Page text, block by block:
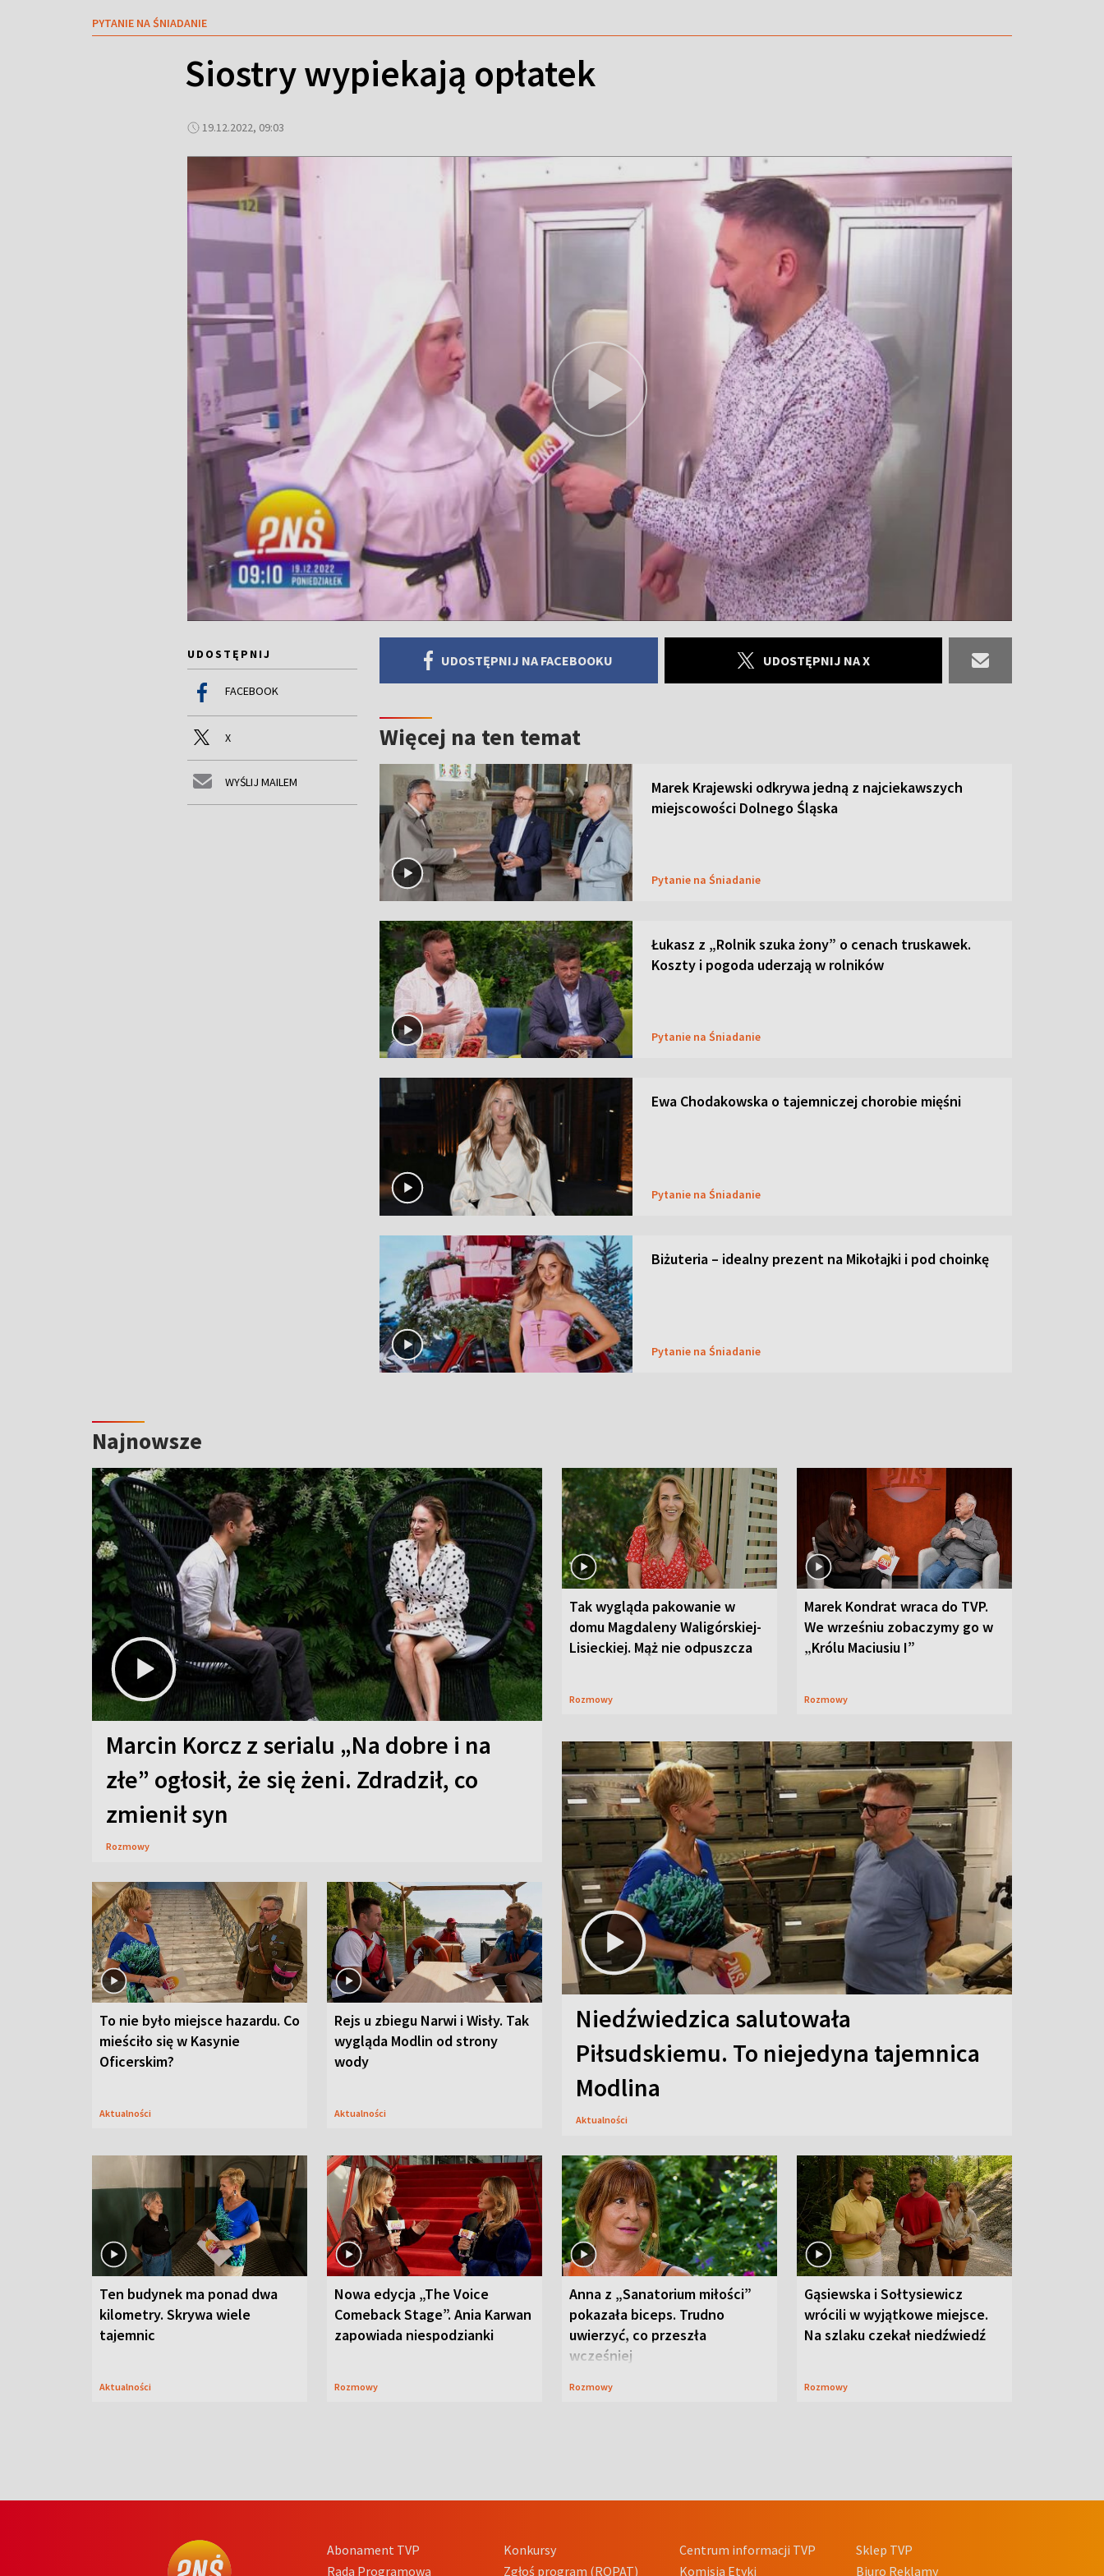
PYTANIE NA ŚNIADANIE
Siostry wypiekają opłatek
19.12.2022, 09:03
UDOSTĘPNIJ
FACEBOOK
X
WYŚLIJ MAILEM
UDOSTĘPNIJ NA FACEBOOKU UDOSTĘPNIJ NA X
Więcej na ten temat
Marek Krajewski odkrywa jedną z najciekawszych
miejscowości Dolnego Śląska
Pytanie na Śniadanie
Łukasz z „Rolnik szuka żony” o cenach truskawek.
Koszty i pogoda uderzają w rolników
Pytanie na Śniadanie
Ewa Chodakowska o tajemniczej chorobie mięśni
Pytanie na Śniadanie
Biżuteria – idealny prezent na Mikołajki i pod choinkę
Pytanie na Śniadanie
Najnowsze
Marcin Korcz z serialu „Na dobre i na
złe” ogłosił, że się żeni. Zdradził, co
zmienił syn
Rozmowy
Tak wygląda pakowanie w
domu Magdaleny Waligórskiej-
Lisieckiej. Mąż nie odpuszcza
Rozmowy
Marek Kondrat wraca do TVP.
We wrześniu zobaczymy go w
„Królu Maciusiu I”
Rozmowy
To nie było miejsce hazardu. Co
mieściło się w Kasynie
Oficerskim?
Aktualności
Rejs u zbiegu Narwi i Wisły. Tak
wygląda Modlin od strony
wody
Aktualności
Niedźwiedzica salutowała
Piłsudskiemu. To niejedyna tajemnica
Modlina
Aktualności
Ten budynek ma ponad dwa
kilometry. Skrywa wiele
tajemnic
Aktualności
Nowa edycja „The Voice
Comeback Stage”. Ania Karwan
zapowiada niespodzianki
Rozmowy
Anna z „Sanatorium miłości”
pokazała biceps. Trudno
uwierzyć, co przeszła
wcześniej
Rozmowy
Gąsiewska i Sołtysiewicz
wrócili w wyjątkowe miejsce.
Na szlaku czekał niedźwiedź
Rozmowy
Abonament TVP
Rada Programowa
Konkursy
Zgłoś program (ROPAT)
Centrum informacji TVP
Komisja Etyki
Sklep TVP
Biuro Reklamy